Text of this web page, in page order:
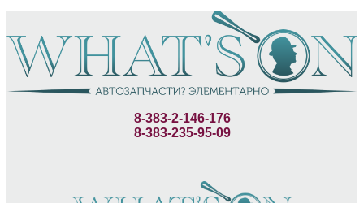
8-383-2-146-176
8-383-235-95-09